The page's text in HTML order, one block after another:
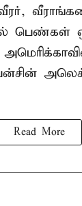
பெண்கள்
Read More